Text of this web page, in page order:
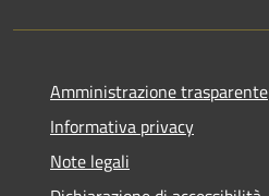
Amministrazione trasparente
Informativa privacy
Note legali